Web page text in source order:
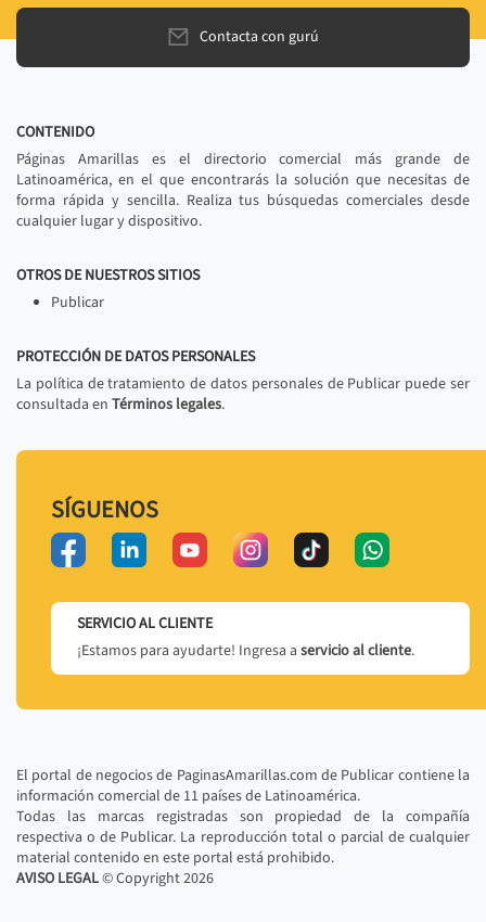
Contacta con gurú
CONTENIDO
Páginas Amarillas es el directorio comercial más grande de
Latinoamérica, en el que encontrarás la solución que necesitas de
forma rápida y sencilla. Realiza tus búsquedas comerciales desde
cualquier lugar y dispositivo.
OTROS DE NUESTROS SITIOS
Publicar
PROTECCIÓN DE DATOS PERSONALES
La política de tratamiento de datos personales de Publicar puede ser
consultada en Términos legales.
SÍGUENOS
SERVICIO AL CLIENTE
¡Estamos para ayudarte! Ingresa a servicio al cliente.
El portal de negocios de PaginasAmarillas.com de Publicar contiene la
información comercial de 11 países de Latinoamérica.
Todas las marcas registradas son propiedad de la compañía
respectiva o de Publicar. La reproducción total o parcial de cualquier
material contenido en este portal está prohibido.
AVISO LEGAL© Copyright2026